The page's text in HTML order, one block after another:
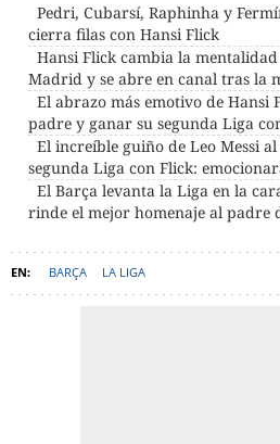
Pedri, Cubarsí, Raphinha y
cierra filas con Hansi Flick
Hansi Flick cambia la
Madrid y se abre en canal tras la
El abrazo más emotivo de Hansi
padre y ganar su segunda Liga
El increíble guiño de Leo Messi
segunda Liga con Flick:
El Barça levanta la Liga en la
rinde el mejor homenaje al padre
BARÇA LA LIGA